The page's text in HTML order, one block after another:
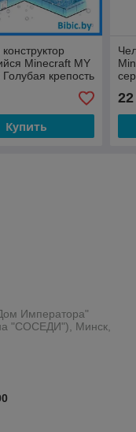
Minecraft MY
крепость
аналог Лего
Купить
22
Императора"
"СОСЕДИ"), Минск,